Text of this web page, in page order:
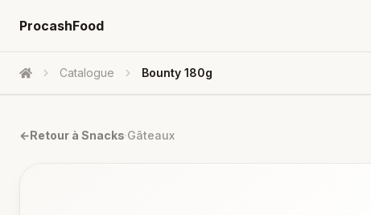
ProcashFood
Accueil Catalogue Bounty 180g
←Retour à Snacks·Gâteaux